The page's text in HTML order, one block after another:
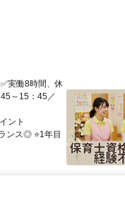
実働8時間、休
～15：45／
ント
ス◎ ⭐1年目